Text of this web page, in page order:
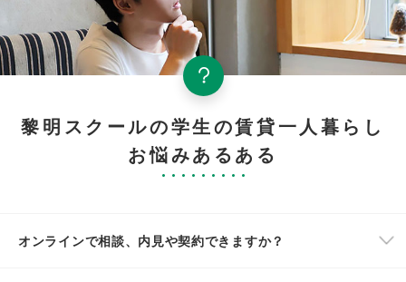
黎明スクールの学生の賃貸一人暮らし
お悩みあるある
オンラインで相談、内見や契約できますか？